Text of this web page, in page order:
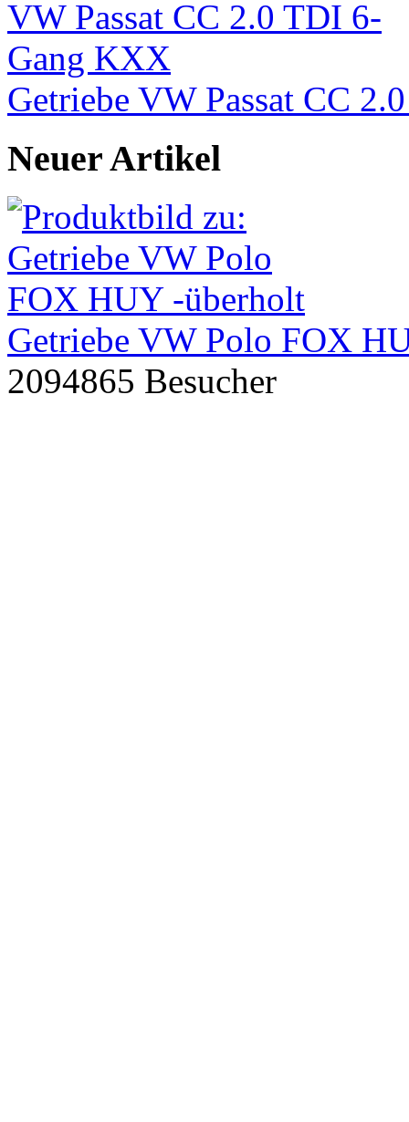
Getriebe VW Passat CC
Neuer Artikel
Getriebe VW Polo FOX
2094865 Besucher